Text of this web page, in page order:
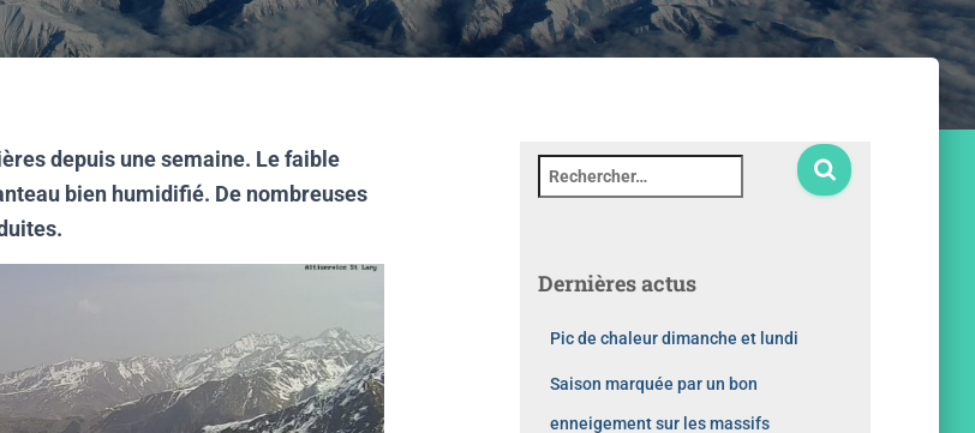
depuis une semaine. Le faible
bien humidifié. De nombreuses
Dernières actus
Pic de chaleur dimanche et lundi
Saison marquée par un bon
enneigement sur les massifs